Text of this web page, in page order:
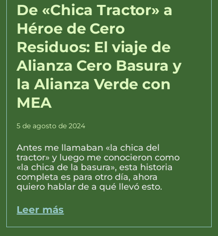
De «Chica Tractor» a
Héroe de Cero
Residuos: El viaje de
Alianza Cero Basura y
la Alianza Verde con
MEA
5 de agosto de 2024
Antes me llamaban «la chica del
tractor» y luego me conocieron como
«la chica de la basura», esta historia
completa es para otro día, ahora
quiero hablar de a qué llevó esto.
Leer más